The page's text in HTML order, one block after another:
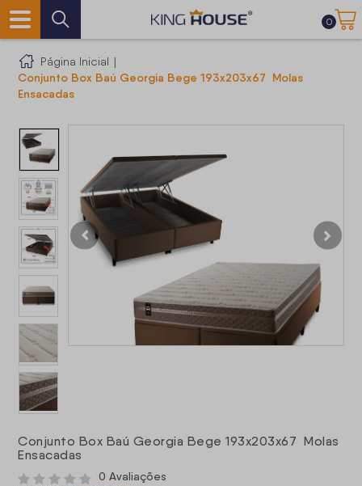
0
Página Inicial |
Conjunto Box Baú Georgia Bege 193x203x67 Molas
Ensacadas
Conjunto Box Baú Georgia Bege 193x203x67 Molas
Ensacadas
0 Avaliações